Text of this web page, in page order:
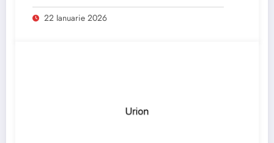
22 Ianuarie 2026